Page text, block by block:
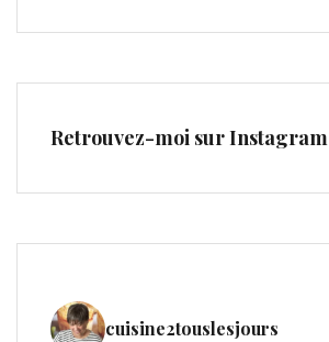
Retrouvez-moi sur Instagram
cuisine2touslesjours